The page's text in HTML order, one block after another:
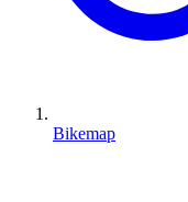
Bikemap